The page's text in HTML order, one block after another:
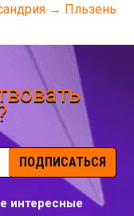
→ Пльзень
ПОДПИСАТЬСЯ
интересные